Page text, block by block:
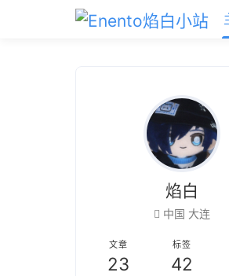
焰白
中国 大连
文章
23
标签
42